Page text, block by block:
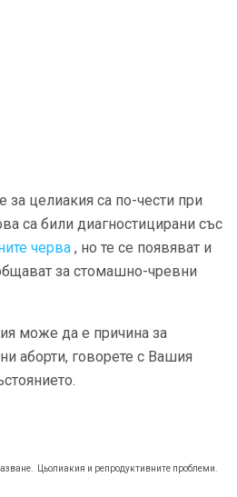
за целиакия са по-чести при
са били диагностицирани със
черва , но те се появяват и
за стомашно-чревни
може да е причина за
аборти, говорете с Вашия
Цьолиакия и репродуктивните проблеми.